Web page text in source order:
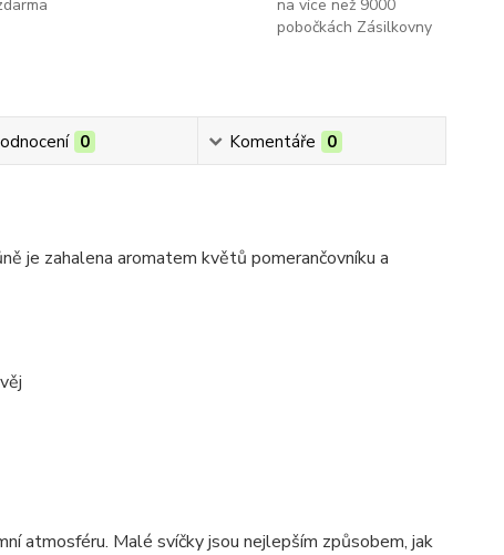
na více než 9000
pobočkách Zásilkovny
0 Komentáře 0
je zahalena aromatem květů pomerančovníku a
atmosféru. Malé svíčky jsou nejlepším způsobem, jak